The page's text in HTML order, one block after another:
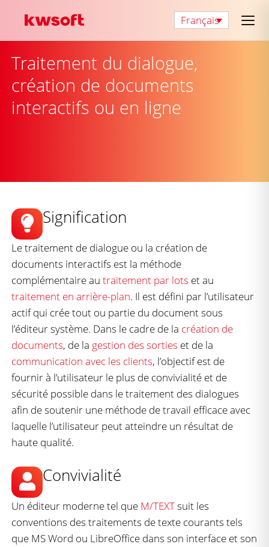
Français
Traitement du dialogue,
création de documents
interactifs ou en ligne
Signification
Le traitement de dialogue ou la création de
documents interactifs est la méthode
complémentaire au traitement par lots et au
traitement en arrière-plan. Il est défini par l’utilisateur
actif qui crée tout ou partie du document sous
l’éditeur système. Dans le cadre de la création de
documents, de la gestion des sorties et de la
communication avec les clients, l’objectif est de
fournir à l’utilisateur le plus de convivialité et de
sécurité possible dans le traitement des dialogues
afin de soutenir une méthode de travail efficace avec
laquelle l’utilisateur peut atteindre un résultat de
haute qualité.
Convivialité
Un éditeur moderne tel que M/TEXTsuit les
conventions des traitements de texte courants tels
que MS Word ou LibreOffice dans son interface et son